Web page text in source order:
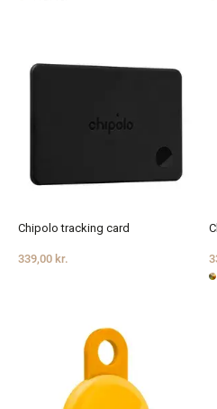
Chipolo tracking card
339,00 kr.